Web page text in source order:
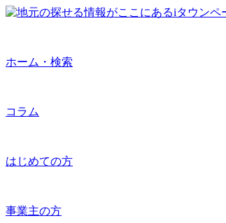
ホーム・検索
コラム
はじめての方
事業主の方